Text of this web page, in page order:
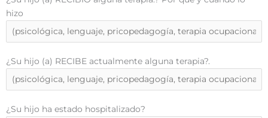
hizo
¿Su hijo (a) RECIBE actualmente alguna terapia?.
¿Su hijo ha estado hospitalizado?